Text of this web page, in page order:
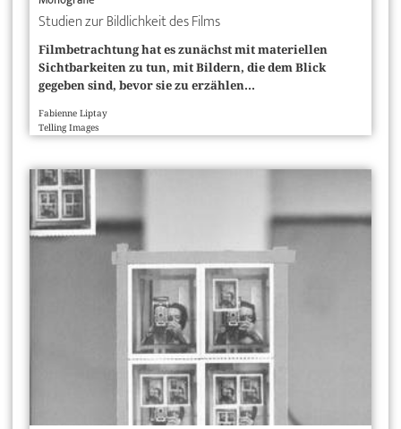
Studien zur Bildlichkeit des Films
Filmbetrachtung hat es zunächst mit materiellen
Sichtbarkeiten zu tun, mit Bildern, die dem Blick
gegeben sind, bevor sie zu erzählen...
Fabienne Liptay
Telling Images